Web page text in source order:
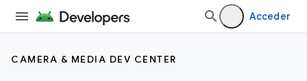
Acceder
CAMERA & MEDIA DEV CENTER